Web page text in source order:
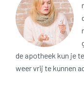
de apotheek kun je
weer vrij te kunnen